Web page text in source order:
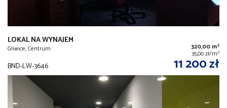
LOKAL NA WYNAJEM
Gliwice, Centrum 320,00 m2
35,00 zł/m2
BND-LW-3646 11 200 zł